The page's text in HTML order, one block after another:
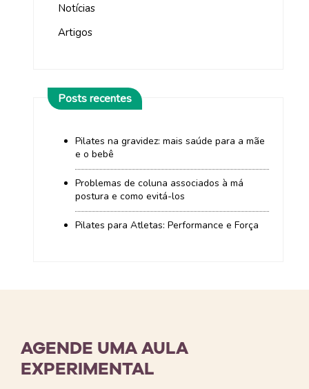
Notícias
Artigos
Posts recentes
Pilates na gravidez: mais saúde para a mãe
e o bebê
Problemas de coluna associados à má
postura e como evitá-los
Pilates para Atletas: Performance e Força
AGENDE UMA AULA
EXPERIMENTAL